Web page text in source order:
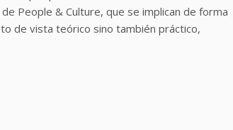
People & Culture, que se implican de forma
de vista teórico sino también práctico,